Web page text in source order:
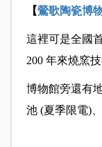
【鶯歌陶瓷博
這裡可是全國
200 年來燒窯
博物館旁還有
池 (夏季限電)